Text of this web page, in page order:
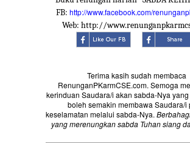
FB: http://www.facebook.com/
Web: http://
Terima kasih sudah membaca
RenunganPKarmCSE.com. Semoga
kerinduan Saudara/i akan sabda-Nya
boleh semakin membawa Saudara/i
keselamatan melalui sabda-Nya.
yang merenungkan sabda Tuhan siang